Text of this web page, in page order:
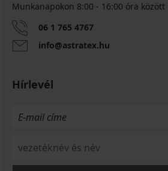
Munkanapokon 8:00 - 16:00 óra között
06 1 765 4767
info@astratex.hu
Hírlevél